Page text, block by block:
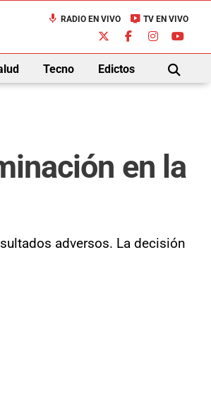
mic RADIO EN VIVO live_tv TV EN VIVO
Tecno Edictos
BUSCAR
en la
adversos. La decisión